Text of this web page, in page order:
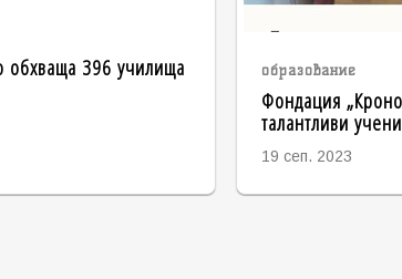
обхваща 396 училища образование
Фондация
талантливи
19 сеп. 2023